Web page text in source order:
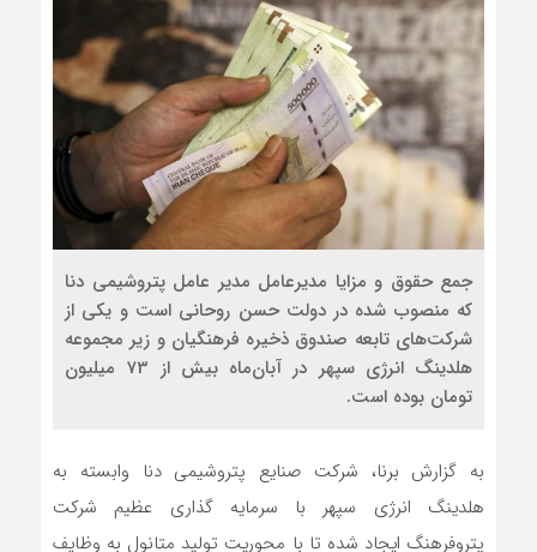
جمع حقوق و مزایا مدیرعامل مدیر عامل پتروشیمی دنا
که منصوب شده در دولت حسن روحانی است و یکی از
شرکت‌های تابعه صندوق ذخیره فرهنگیان و زیر مجموعه
هلدینگ انرژی سپهر در آبان‌ماه بیش از 73 میلیون
تومان بوده است.
به گزارش برنا، شرکت صنایع پتروشیمی دنا وابسته به
هلدینگ انرژی سپهر با سرمایه گذاری عظیم شرکت
پتروفرهنگ ایجاد شده تا با محوریت تولید متانول به وظایف